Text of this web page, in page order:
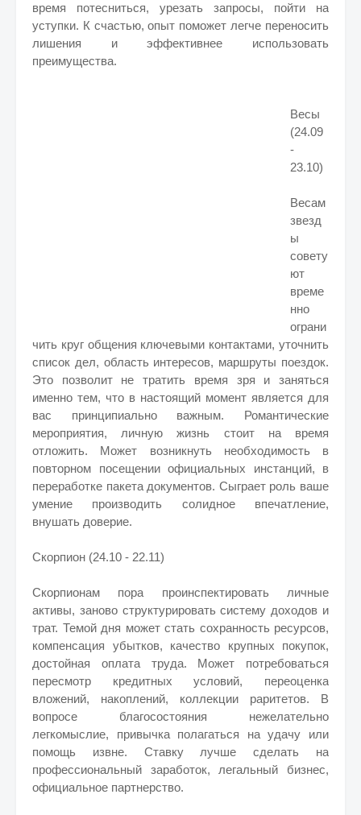
время потесниться, урезать запросы, пойти на
уступки. К счастью, опыт поможет легче переносить
лишения и эффективнее использовать
преимущества.
Весы
(24.09
-
23.10)
Весам
звезд
ы
совету
ют
време
нно
ограни
чить круг общения ключевыми контактами, уточнить
список дел, область интересов, маршруты поездок.
Это позволит не тратить время зря и заняться
именно тем, что в настоящий момент является для
вас принципиально важным. Романтические
мероприятия, личную жизнь стоит на время
отложить. Может возникнуть необходимость в
повторном посещении официальных инстанций, в
переработке пакета документов. Сыграет роль ваше
умение производить солидное впечатление,
внушать доверие.
Скорпион (24.10 - 22.11)
Скорпионам пора проинспектировать личные
активы, заново структурировать систему доходов и
трат. Темой дня может стать сохранность ресурсов,
компенсация убытков, качество крупных покупок,
достойная оплата труда. Может потребоваться
пересмотр кредитных условий, переоценка
вложений, накоплений, коллекции раритетов. В
вопросе благосостояния нежелательно
легкомыслие, привычка полагаться на удачу или
помощь извне. Ставку лучше сделать на
профессиональный заработок, легальный бизнес,
официальное партнерство.